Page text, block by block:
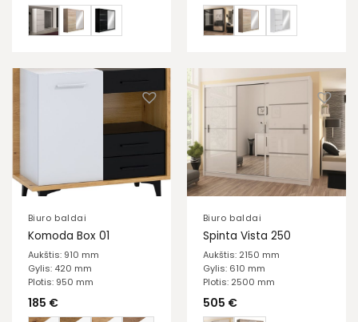
Biuro baldai
Komoda Box 01
Aukštis: 910 mm
Gylis: 420 mm
Plotis: 950 mm
185 €
Biuro baldai
Spinta Vista 250
Aukštis: 2150 mm
Gylis: 610 mm
Plotis: 2500 mm
505 €